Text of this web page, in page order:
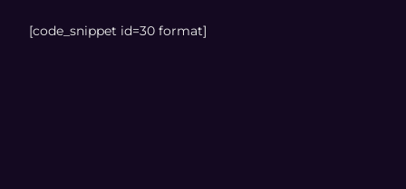
[code_snippet id=30 format]